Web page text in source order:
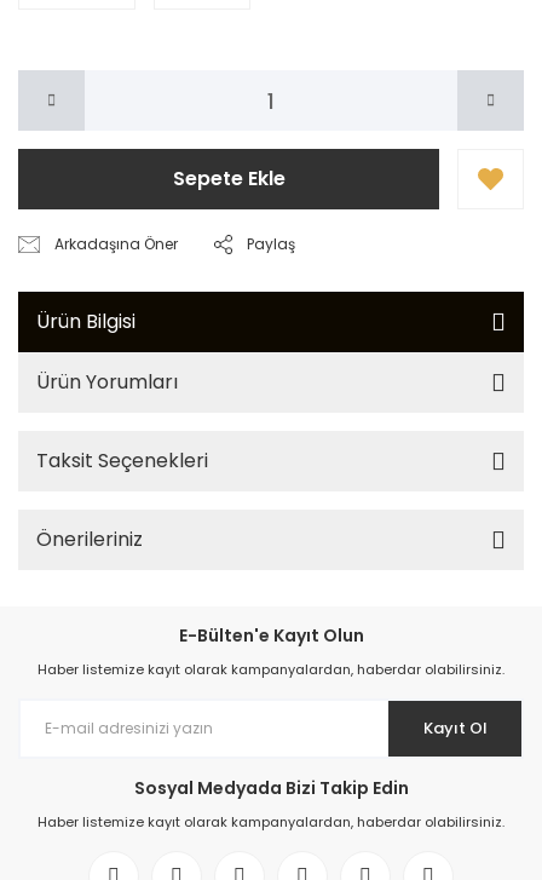
Sepete Ekle
Arkadaşına Öner Paylaş
Ürün Bilgisi
Ürün Yorumları
Taksit Seçenekleri
Önerileriniz
E-Bülten'e Kayıt Olun
Haber listemize kayıt olarak kampanyalardan, haberdar olabilirsiniz.
Kayıt Ol
Sosyal Medyada Bizi Takip Edin
Haber listemize kayıt olarak kampanyalardan, haberdar olabilirsiniz.